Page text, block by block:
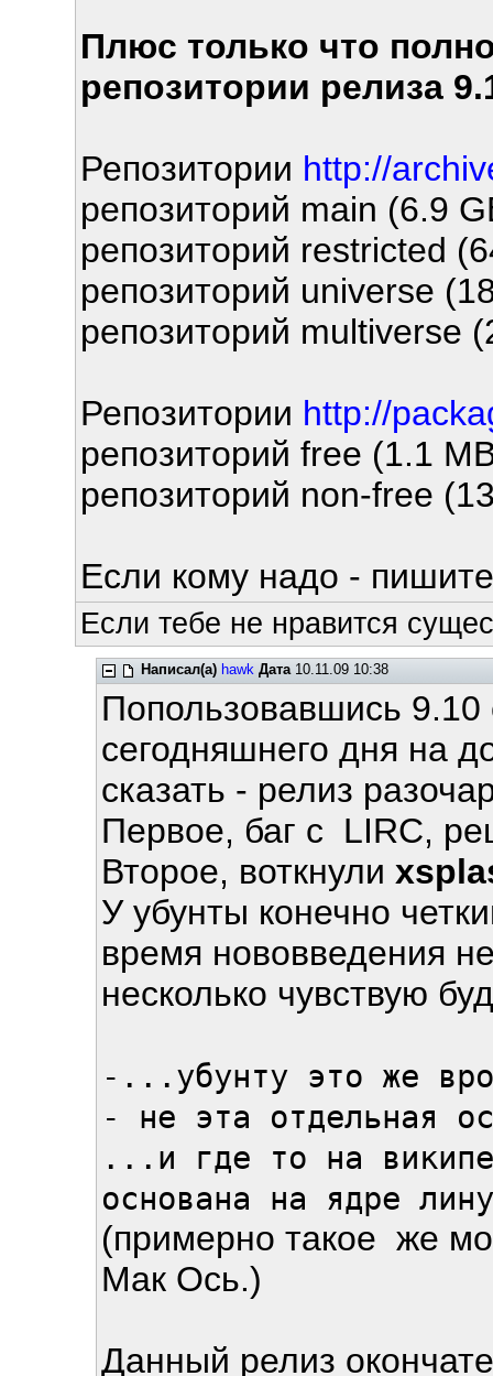
Плюс только что
репозитории релиза
Репозитории http://
репозиторий main (6.9
репозиторий restricted
репозиторий universe
репозиторий multiverse
Репозитории http://
репозиторий free (1.1
репозиторий non-free
Если кому надо -
Если тебе не нравится
Написал(а) hawk Дата10.11.09 10:38
Попользовавшись
сегодняшнего дня на
сказать - релиз
Первое, баг с LIRC,
Второе, воткнули
У убунты конечно
время нововведения
несколько чувствую
-...убунту это же
- не эта отдельная
...и где то на
основана на ядре
(примерно такое же
Мак Ось.)
Данный релиз